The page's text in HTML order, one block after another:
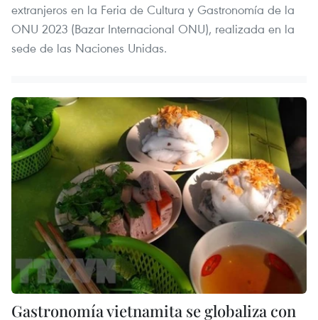
extranjeros en la Feria de Cultura y Gastronomía de la
ONU 2023 (Bazar Internacional ONU), realizada en la
sede de las Naciones Unidas.
Gastronomía vietnamita se globaliza con